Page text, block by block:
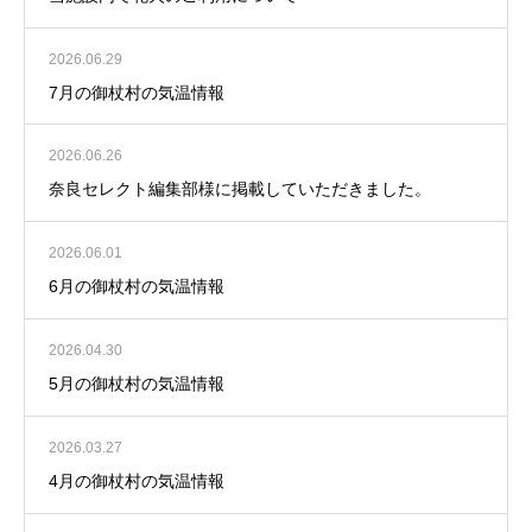
2026.06.29
7月の御杖村の気温情報
2026.06.26
奈良セレクト編集部様に掲載していただきました。
2026.06.01
6月の御杖村の気温情報
2026.04.30
5月の御杖村の気温情報
2026.03.27
4月の御杖村の気温情報